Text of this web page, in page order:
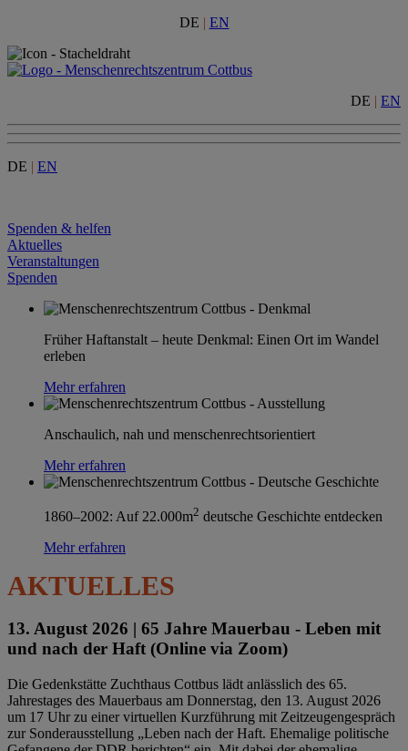
DE | EN
DE | EN
DE | EN
Spenden & helfen
Aktuelles
Veranstaltungen
Spenden
Früher Haftanstalt – heute Denkmal: Einen Ort im Wandel
erleben
Mehr erfahren
Anschaulich, nah und menschenrechtsorientiert
Mehr erfahren
1860–2002: Auf 22.000m2 deutsche Geschichte entdecken
Mehr erfahren
AKTUELLES
13. August 2026 | 65 Jahre Mauerbau - Leben mit
und nach der Haft (Online via Zoom)
Die Gedenkstätte Zuchthaus Cottbus lädt anlässlich des 65.
Jahrestages des Mauerbaus am Donnerstag, den 13. August 2026
um 17 Uhr zu einer virtuellen Kurzführung mit Zeitzeugengespräch
zur Sonderausstellung „Leben nach der Haft. Ehemalige politische